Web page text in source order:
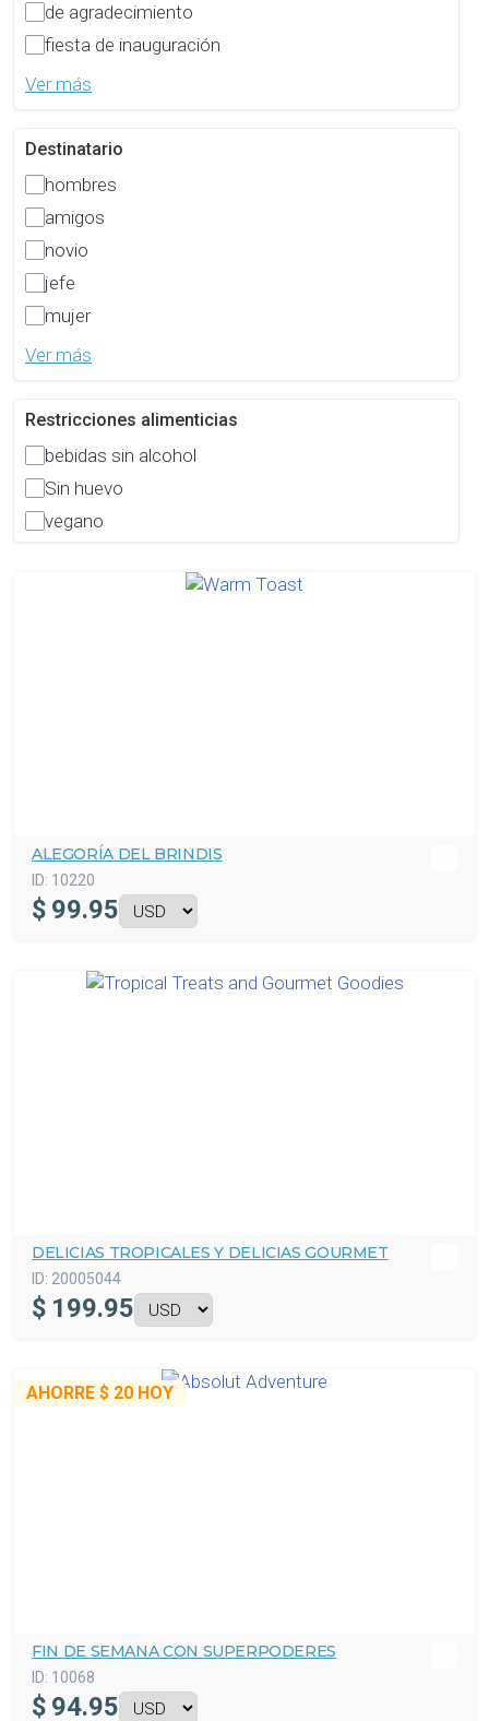
de agradecimiento
fiesta de inauguración
Ver más
Destinatario
hombres
amigos
novio
jefe
mujer
Ver más
Restricciones alimenticias
bebidas sin alcohol
Sin huevo
vegano
ALEGORÍA DEL BRINDIS
ID: 10220
$ 99.95
DELICIAS TROPICALES Y DELICIAS GOURMET
ID: 20005044
$ 199.95
AHORRE $ 20 HOY
FIN DE SEMANA CON SUPERPODERES
ID: 10068
$ 94.95